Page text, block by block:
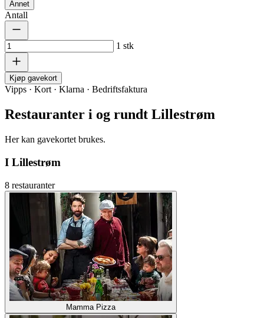
Annet
Antall
1 stk
Kjøp gavekort
Vipps · Kort · Klarna · Bedriftsfaktura
Restauranter i og rundt Lillestrøm
Her kan gavekortet brukes.
I Lillestrøm
8 restauranter
Mamma Pizza